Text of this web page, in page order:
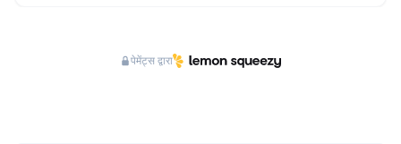
पेमेंट्स द्वारा